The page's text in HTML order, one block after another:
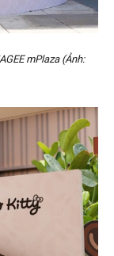
mPlaza (Ảnh: